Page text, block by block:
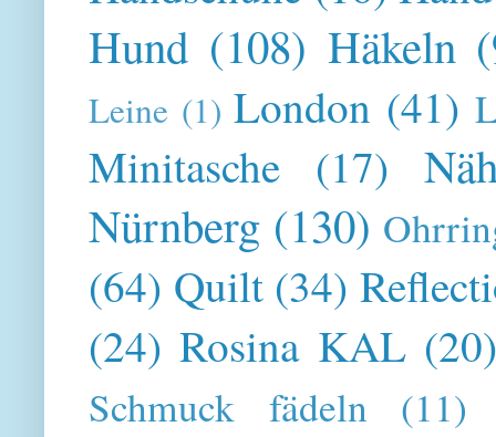
Hund (108) Häkeln
Leine (1) London (41)
Minitasche (17)
Nürnberg (130)
(64) Quilt (34)
(24) Rosina KAL
Schmuck fädeln (11)